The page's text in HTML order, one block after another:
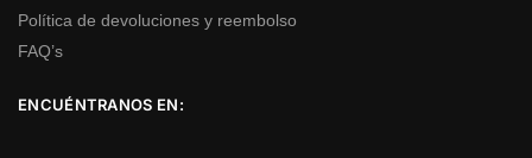
Política de devoluciones y reembolso
FAQ’s
ENCUÉNTRANOS EN: